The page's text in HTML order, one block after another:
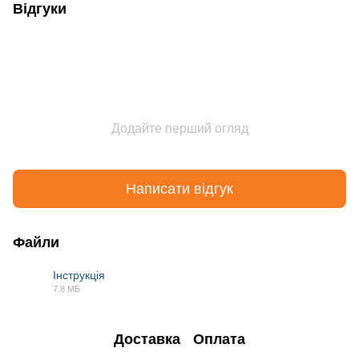
Відгуки
Додайте перший огляд
Написати відгук
Файли
Інструкція
7.8 МБ
Доставка Оплата